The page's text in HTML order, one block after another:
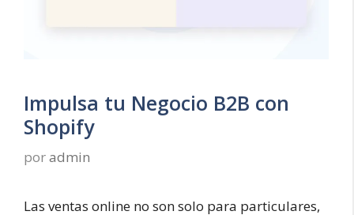
Impulsa tu Negocio B2B con
Shopify
poradmin
Las ventas online no son solo para particulares,